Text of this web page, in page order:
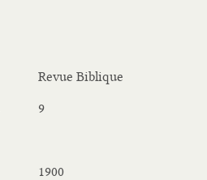
Revue Biblique
9
1900